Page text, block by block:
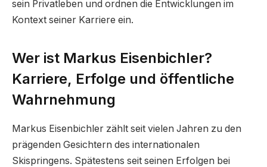
sein Privatleben und ordnen die Entwicklungen im
Kontext seiner Karriere ein.
Wer ist Markus Eisenbichler?
Karriere, Erfolge und öffentliche
Wahrnehmung
Markus Eisenbichler zählt seit vielen Jahren zu den
prägenden Gesichtern des internationalen
Skispringens. Spätestens seit seinen Erfolgen bei